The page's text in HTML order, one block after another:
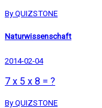
By QUIZSTONE
Naturwissenschaft
2014-02-04
7 x 5 x 8 = ?
By QUIZSTONE